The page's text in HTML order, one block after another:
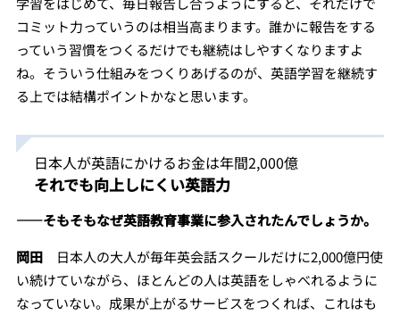
コミット力っていうのは相当高まります。誰かに報告をする
っていう習慣をつくるだけでも継続はしやすくなりますよ
ね。そういう仕組みをつくりあげるのが、英語学習を継続す
る上では結構ポイントかなと思います。
日本人が英語にかけるお金は年間2,000億
それでも向上しにくい英語力
――そもそもなぜ英語教育事業に参入されたんでしょうか。
岡田日本人の大人が毎年英会話スクールだけに2,000億円使
い続けていながら、ほとんどの人は英語をしゃべれるように
なっていない。成果が上がるサービスをつくれば、これはも